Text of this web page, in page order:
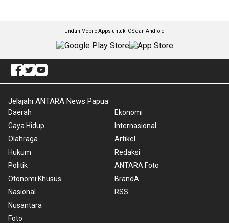
Unduh Mobile Apps untuk iOS dan Android
Jelajahi ANTARA News Papua
Daerah
Gaya Hidup
Olahraga
Hukum
Politik
Otonomi Khusus
Nasional
Nusantara
Foto
Ekonomi
Internasional
Artikel
Redaksi
ANTARA Foto
BrandA
RSS